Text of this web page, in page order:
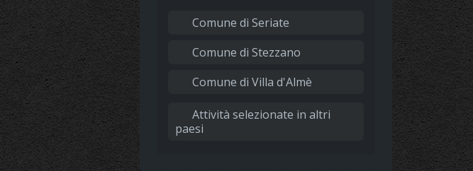
Comune di Seriate
Comune di Stezzano
Comune di Villa d'Almè
Attività selezionate in altri
paesi